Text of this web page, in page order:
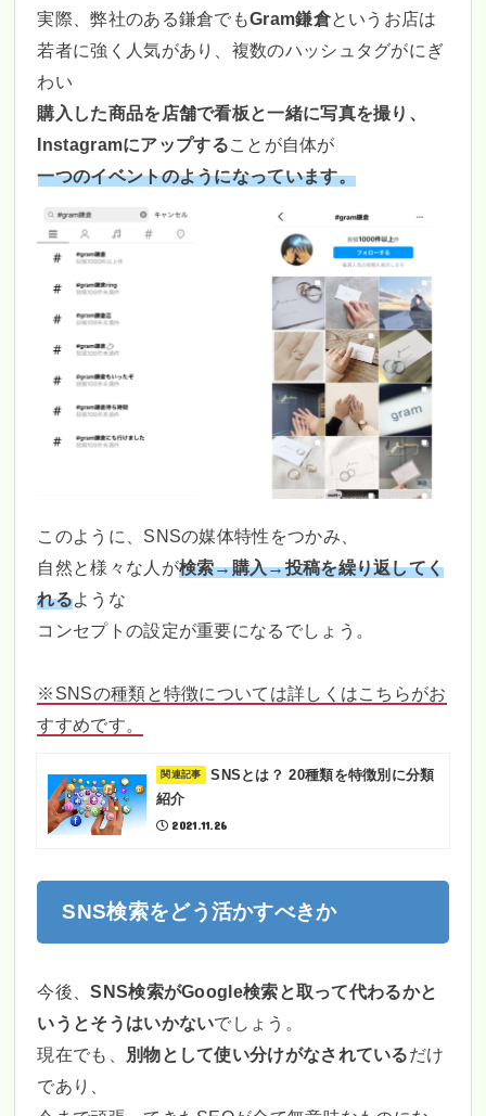
実際、弊社のある鎌倉でもGram鎌倉というお店は
若者に強く人気があり、複数のハッシュタグがにぎ
わい
購入した商品を店舗で看板と一緒に写真を撮り、
Instagramにアップすることが自体が
一つのイベントのようになっています。
このように、SNSの媒体特性をつかみ、
自然と様々な人が検索→購入→投稿を繰り返してく
れるような
コンセプトの設定が重要になるでしょう。
※SNSの種類と特徴については詳しくはこちらがお
すすめです。
SNSとは？ 20種類を特徴別に分類
紹介
2021.11.26
SNS検索をどう活かすべきか
今後、SNS検索がGoogle検索と取って代わるかと
いうとそうはいかないでしょう。
現在でも、
別物として使い分けがなされているだけ
であり、